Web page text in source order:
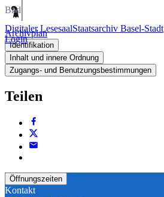
Digitaler LesesaalStaatsarchiv Basel-Stadt
Login
Bild
Archivplan
Identifikation
Inhalt und innere Ordnung
Zugangs- und Benutzungsbestimmungen
Teilen
Öffnungszeiten
Kontakt